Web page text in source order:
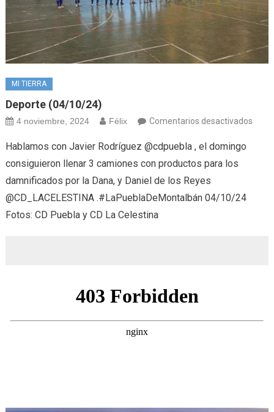
MI TIERRA
Deporte (04/10/24)
4 noviembre, 2024 Félix Comentarios desactivadosen
Hablamos con Javier Rodríguez @cdpuebla , el domingo
consiguieron llenar 3 camiones con productos para los
damnificados por la Dana, y Daniel de los Reyes
@CD_LACELESTINA .#LaPueblaDeMontalbán 04/10/24
Fotos: CD Puebla y CD La Celestina